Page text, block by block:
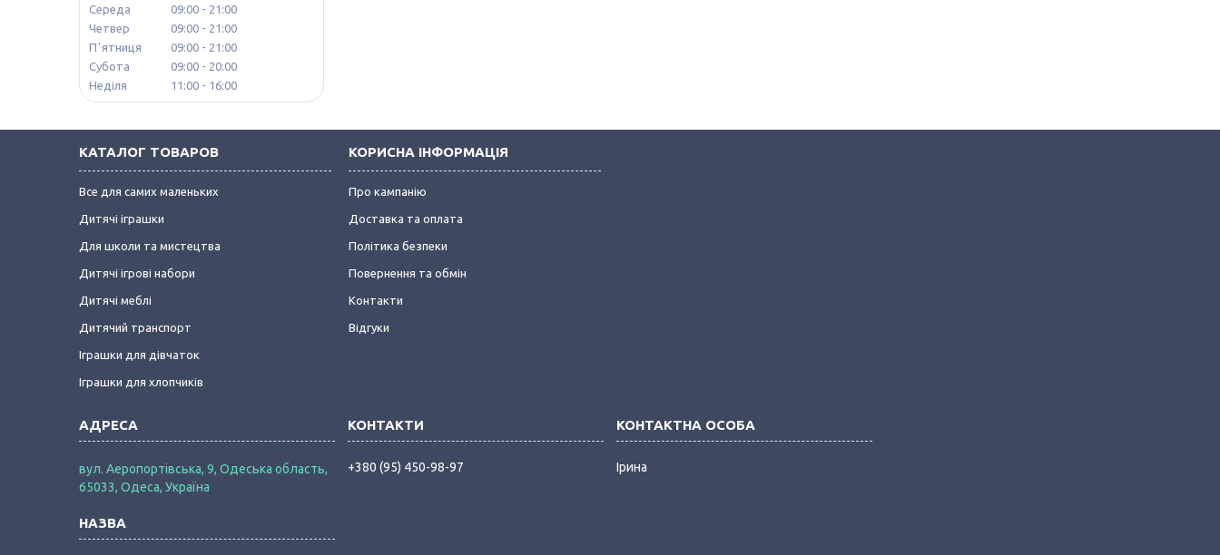
Середа
09:00
21:00
Четвер
09:00
21:00
Пʼятниця
09:00
21:00
Субота
09:00
20:00
Неділя
11:00 16:00
КАТАЛОГ ТОВАРОВ
Все для самих маленьких
Дитячі іграшки
Для школи та мистецтва
Дитячі ігрові набори
Дитячі меблі
Дитячий транспорт
Іграшки для дівчаток
Іграшки для хлопчиків
КОРИСНА ІНФОРМАЦІЯ
Про кампанію
Доставка та оплата
Політика безпеки
Повернення та обмін
Контакти
Відгуки
вул. Аеропортівська, 9, Одеська область,
65033, Одеса, Україна
+380 (95) 450-98-97 Ірина